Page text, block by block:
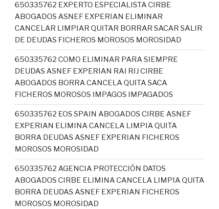
650335762 EXPERTO ESPECIALISTA CIRBE
ABOGADOS ASNEF EXPERIAN ELIMINAR
CANCELAR LIMPIAR QUITAR BORRAR SACAR SALIR
DE DEUDAS FICHEROS MOROSOS MOROSIDAD
650335762 COMO ELIMINAR PARA SIEMPRE
DEUDAS ASNEF EXPERIAN RAI RIJ CIRBE
ABOGADOS BORRA CANCELA QUITA SACA
FICHEROS MOROSOS IMPAGOS IMPAGADOS
650335762 EOS SPAIN ABOGADOS CIRBE ASNEF
EXPERIAN ELIMINA CANCELA LIMPIA QUITA
BORRA DEUDAS ASNEF EXPERIAN FICHEROS
MOROSOS MOROSIDAD
650335762 AGENCIA PROTECCIÓN DATOS
ABOGADOS CIRBE ELIMINA CANCELA LIMPIA QUITA
BORRA DEUDAS ASNEF EXPERIAN FICHEROS
MOROSOS MOROSIDAD